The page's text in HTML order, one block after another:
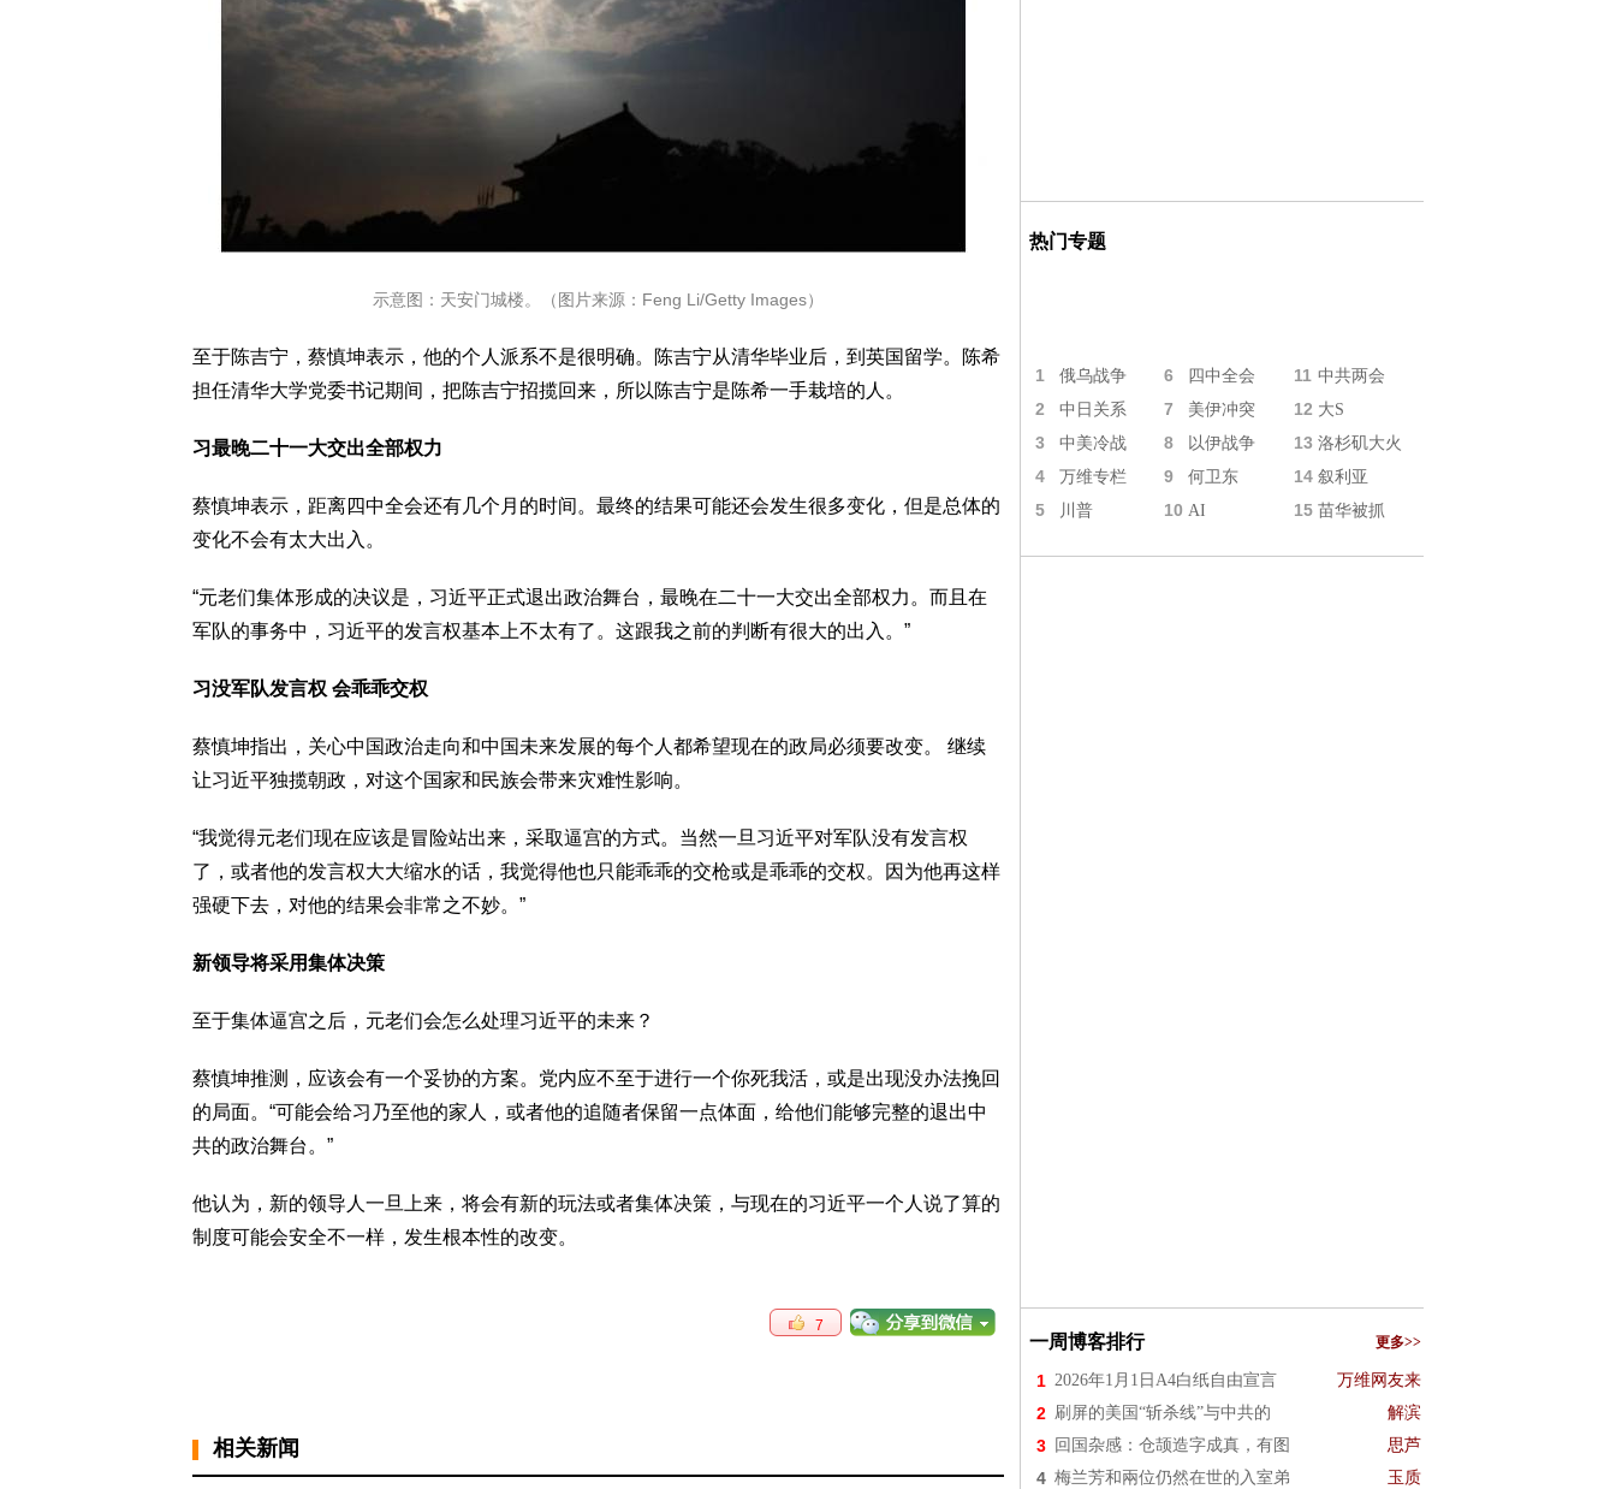
示意图：天安门城楼。（图片来源：Feng Li/Getty Images）
至于陈吉宁，蔡慎坤表示，他的个人派系不是很明确。陈吉宁从清华毕业后，到英国留学。陈希
担任清华大学党委书记期间，把陈吉宁招揽回来，所以陈吉宁是陈希一手栽培的人。
习最晚二十一大交出全部权力
蔡慎坤表示，距离四中全会还有几个月的时间。最终的结果可能还会发生很多变化，但是总体的
变化不会有太大出入。
“元老们集体形成的决议是，习近平正式退出政治舞台，最晚在二十一大交出全部权力。而且在
军队的事务中，习近平的发言权基本上不太有了。这跟我之前的判断有很大的出入。”
习没军队发言权 会乖乖交权
蔡慎坤指出，关心中国政治走向和中国未来发展的每个人都希望现在的政局必须要改变。 继续
让习近平独揽朝政，对这个国家和民族会带来灾难性影响。
“我觉得元老们现在应该是冒险站出来，采取逼宫的方式。当然一旦习近平对军队没有发言权
了，或者他的发言权大大缩水的话，我觉得他也只能乖乖的交枪或是乖乖的交权。因为他再这样
强硬下去，对他的结果会非常之不妙。”
新领导将采用集体决策
至于集体逼宫之后，元老们会怎么处理习近平的未来？
蔡慎坤推测，应该会有一个妥协的方案。党内应不至于进行一个你死我活，或是出现没办法挽回
的局面。“可能会给习乃至他的家人，或者他的追随者保留一点体面，给他们能够完整的退出中
共的政治舞台。”
他认为，新的领导人一旦上来，将会有新的玩法或者集体决策，与现在的习近平一个人说了算的
制度可能会安全不一样，发生根本性的改变。
7
相关新闻
热门专题
1 俄乌战争 6 四中全会 11 中共两会
2 中日关系 7 美伊冲突 12 大S
3 中美冷战 8 以伊战争 13 洛杉矶大火
4 万维专栏 9 何卫东 14 叙利亚
5 川普 10 AI 15 苗华被抓
一周博客排行 更多>>
1 2026年1月1日A4白纸自由宣言 万维网友来
2 刷屏的美国“斩杀线”与中共的 解滨
3 回国杂感：仓颉造字成真，有图 思芦
4 梅兰芳和兩位仍然在世的入室弟 玉质